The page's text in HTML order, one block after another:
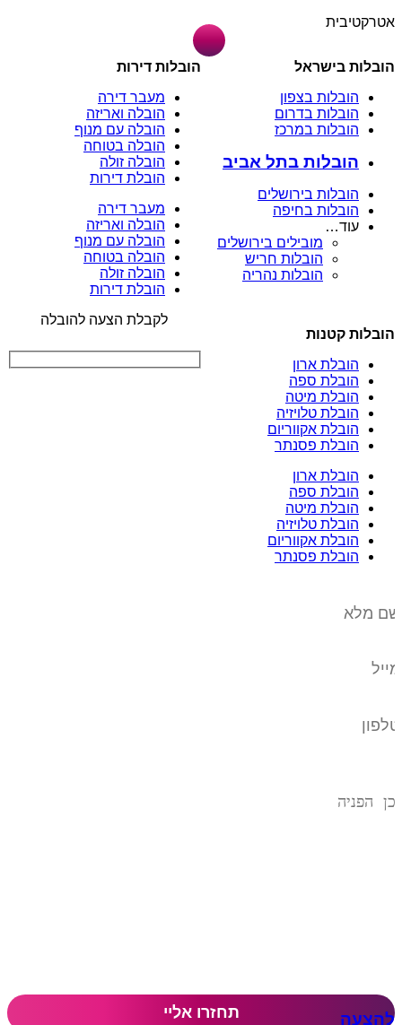
אטרקטיבית
הובלות בישראל
הובלות בצפון
הובלות בדרום
הובלות במרכז
הובלות בתל אביב
הובלות בירושלים
הובלות בחיפה
עוד…
מובילים בירושלים
הובלות חריש
הובלות נהריה
הובלות דירות
מעבר דירה
הובלה ואריזה
הובלה עם מנוף
הובלה בטוחה
הובלה זולה
הובלת דירות
מעבר דירה
הובלה ואריזה
הובלה עם מנוף
הובלה בטוחה
הובלה זולה
הובלת דירות
הובלות קטנות
הובלת ארון
הובלת ספה
הובלת מיטה
הובלת טלויזיה
הובלת אקווריום
הובלת פסנתר
הובלת ארון
הובלת ספה
הובלת מיטה
הובלת טלויזיה
הובלת אקווריום
הובלת פסנתר
לקבלת הצעה להובלה
להצעה